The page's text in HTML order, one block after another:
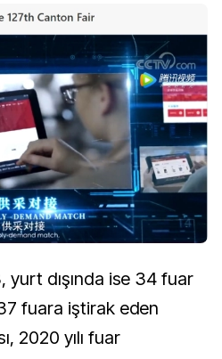
yurt dışında ise 34 fuar
fuara iştirak eden
2020 yılı fuar